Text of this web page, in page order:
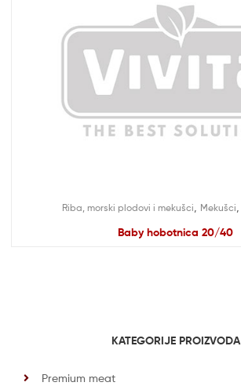
Riba, morski plodovi i mekušci Mekušci
Baby hobotnica 20/40
KATEGORIJE PROIZVODA
Premium meat